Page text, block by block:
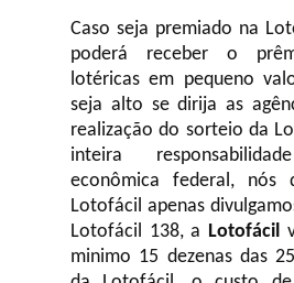
Caso seja premiado na
poderá receber o
lotéricas em pequeno
seja alto se dirija as
realização do sorteio da
inteira
econômica federal, nós
Lotofácil apenas
Lotofácil 138, a Lotofácil
minimo 15 dezenas das